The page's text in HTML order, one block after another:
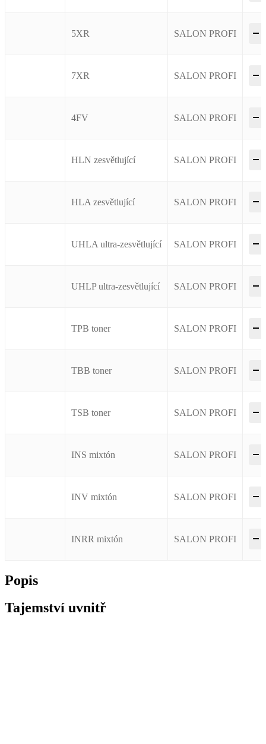
5XR SALON PROFI
–
7XR SALON PROFI
–
4FV SALON PROFI
–
HLN zesvětlující SALON PROFI
–
HLA zesvětlující SALON PROFI
–
UHLA ultra-zesvětlující SALON PROFI
–
UHLP ultra-zesvětlující SALON PROFI
–
TPB toner SALON PROFI
–
TBB toner SALON PROFI
–
TSB toner SALON PROFI
–
INS mixtón SALON PROFI
–
INV mixtón SALON PROFI
–
INRR mixtón SALON PROFI
–
Popis
Tajemství uvnitř